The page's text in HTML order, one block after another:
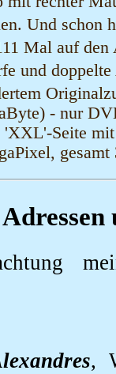
Und schon
Mal auf
und
- nur
'XXL'-Seite
,